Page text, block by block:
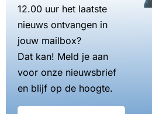
12.00 uur het laatste
nieuws ontvangen in
jouw mailbox?
Dat kan! Meld je aan
voor onze nieuwsbrief
en blijf op de hoogte.